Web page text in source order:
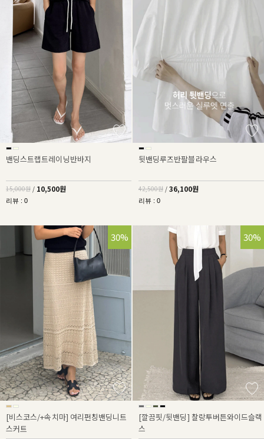
밴딩스트랩트레이닝반바지
15,000원 / 10,500원
리뷰 : 0
뒷밴딩루즈반팔블라우스
42,500원 / 36,100원
리뷰 : 0
30%
[비스코스/+속치마] 여리펀칭밴딩니트
스커트
30%
[깔끔핏/뒷밴딩] 찰랑투버튼와이드슬랙
스